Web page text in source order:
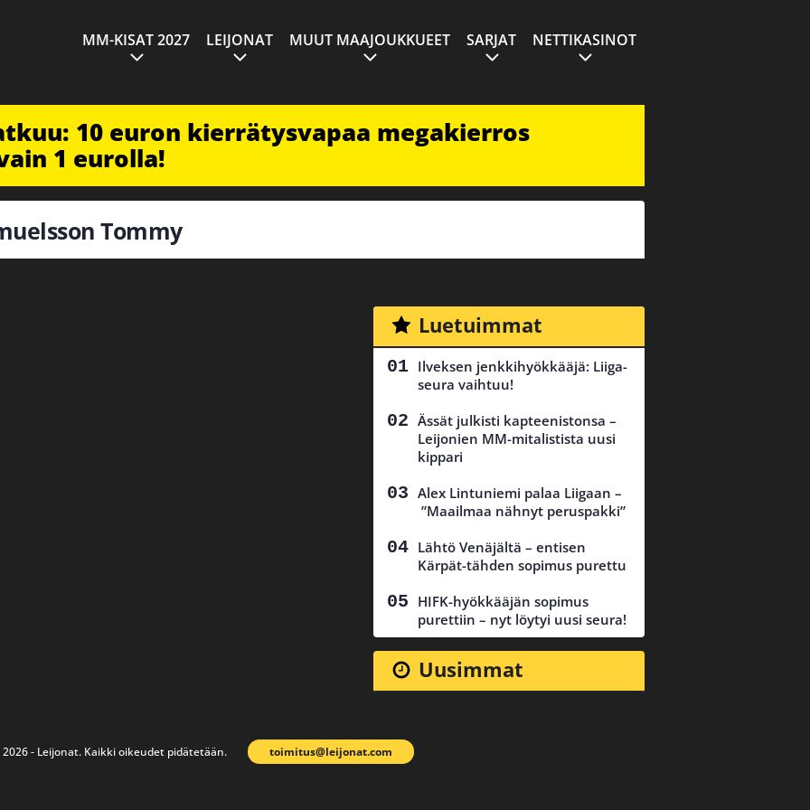
MM-KISAT 2027 LEIJONAT MUUT MAAJOUKKUEET SARJAT NETTIKASINOT
10 euron kierrätysvapaa megakierros
1 eurolla!
Tommy
Luetuimmat
Ilveksen jenkkihyökkääjä: Liiga-
seura vaihtuu!
Ässät julkisti kapteenistonsa –
Leijonien MM-mitalistista uusi
kippari
Alex Lintuniemi palaa Liigaan –
”Maailmaa nähnyt peruspakki”
Lähtö Venäjältä – entisen
Kärpät-tähden sopimus purettu
HIFK-hyökkääjän sopimus
purettiin – nyt löytyi uusi seura!
Uusimmat
- Leijonat. Kaikki oikeudet pidätetään. toimitus@leijonat.com